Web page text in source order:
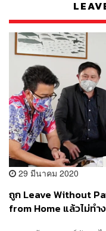
29 มีนาคม 2020
ถูก Leave Without
from Home แล้วไม่ทำ